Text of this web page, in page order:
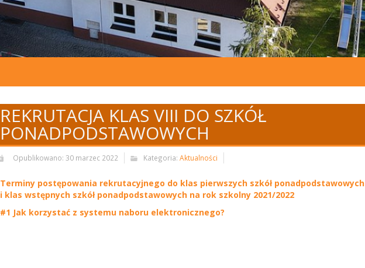
REKRUTACJA KLAS VIII DO SZKÓŁ
PONADPODSTAWOWYCH
Opublikowano: 30 marzec 2022 Kategoria: Aktualności
Terminy postępowania rekrutacyjnego do klas pierwszych szkół ponadpodstawowych
i klas wstępnych szkół ponadpodstawowych na rok szkolny 2021/2022
#1 Jak korzystać z systemu naboru elektronicznego?